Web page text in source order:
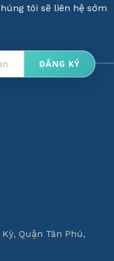
tôi sẽ liên hệ sớm
Quận Tân Phú,